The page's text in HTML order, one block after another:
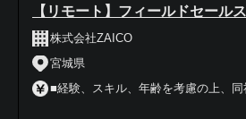
【リモート】フィールドセールス
株式会社ZAICO
宮城県
■経験、スキル、年齢を考慮の上、